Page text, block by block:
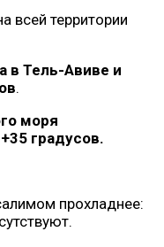
всей территории
в Тель-Авиве и
.
моря
градусов.
прохладнее: